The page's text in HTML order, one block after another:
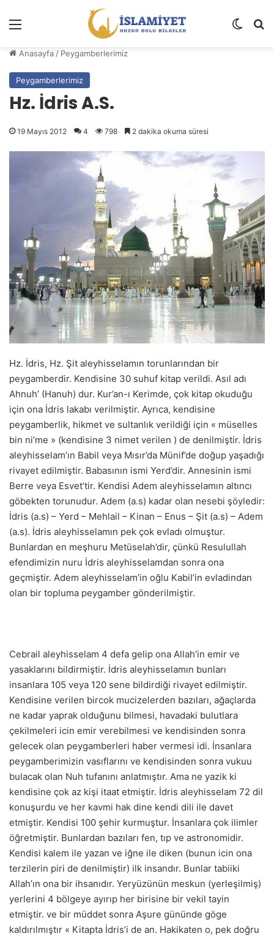
Dış
Anasayfa / Peygamberlerimiz
Peygamberlerimiz
Hz. İdris A.S.
19 Mayıs 2012 4 798 2 dakika okuma süresi
Hz. İdris, Hz. Şit aleyhisselamın torunlarından bir
peygamberdir. Kendisine 30 suhuf kitap verildi. Asıl adı
Ahnuh’ (Hanuh) dur. Kur’an-ı Kerimde, çok kitap okuduğu
için ona İdris lakabı verilmiştir. Ayrıca, kendisine
peygamberlik, hikmet ve sultanlık verildiği için « müselles
bin ni’me » (kendisine 3 nimet verilen ) de denilmiştir. İdris
aleyhisselam’ın Babil veya Mısır’da Münif’de doğup yaşadığı
rivayet edilmiştir. Babasının ismi Yerd’dir. Annesinin ismi
Berre veya Esvet’tir. Kendisi Adem aleyhisselamın altıncı
göbekten torunudur. Adem (a.s) kadar olan nesebi şöyledir:
İdris (a.s) – Yerd – Mehlail – Kinan – Enus – Şit (a.s) – Adem
(a.s). İdris aleyhisselamın pek çok evladı olmuştur.
Bunlardan en meşhuru Metüselah’dir, çünkü Resulullah
efendimizin nuru İdris aleyhisselamdan sonra ona
geçmiştir. Adem aleyhisselam’in oğlu Kabil’in evladindan
olan bir topluma peygamber gönderilmiştir.
Cebrail aleyhisselam 4 defa gelip ona Allah’in emir ve
yasaklarını bildirmiştir. İdris aleyhisselamın bunları
insanlara 105 veya 120 sene bildirdiği rivayet edilmiştir.
Kendisine verilen bircok mucizelerden bazıları, ağaçlarda
ne kadar yaprak olduğunu bilmesi, havadaki bulutlara
çekilmeleri icin emir verebilmesi ve kendisinden sonra
gelecek olan peygamberleri haber vermesi idi. İnsanlara
peygamberimizin vasıflarını ve kendisinden sonra vukuu
bulacak olan Nuh tufanını anlatmıştır. Ama ne yazik ki
kendisine çok az kişi itaat etmiştir. İdris aleyhisselam 72 dil
konuşurdu ve her kavmi hak dine kendi dili ile davet
etmiştir. Kendisi 100 şehir kurmuştur. İnsanlara çok ilimler
öğretmiştir. Bunlardan bazıları fen, tıp ve astronomidir.
Kendisi kalem ile yazan ve iğne ile diken (bunun icin ona
terzilerin piri de denilmiştir) ilk insandır. Bunlar tabiiki
Allah’ın ona bir ihsanıdır. Yeryüzünün meskun (yerleşilmiş)
yerlerini 4 bölgeye ayırıp her birisine bir vekil tayin
etmiştir. ve bir müddet sonra Aşure gününde göge
kaldırılmıştır « Kitapta İdris’i de an. Hakikaten o, pek doğru